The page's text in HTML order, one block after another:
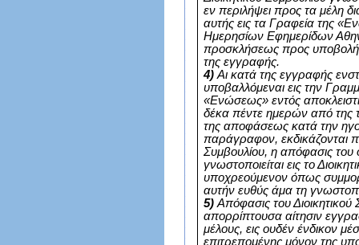
εν περιλήψει προς τα μέλη
αυτής εις τα Γραφεία της
Ημερησίων Εφημερίδων
προσκλήσεως προς
της εγγραφής.
4) Αι κατά της εγγραφής
υποβαλλόμεναι εις την
«Ενώσεως» εντός
δέκα πέντε ημερών από της
της αποφάσεως κατά την
παράγραφον, εκδικάζονται
Συμβουλίου, η απόφασις του
γνωστοποιείται εις το
υποχρεούμενον όπως
αυτήν ευθύς άμα τη
5) Απόφασις του Διοικητικού
απορρίπτουσα αίτησιν
μέλους, εις ουδέν ένδικον
επιτρεπομένης μόνον της